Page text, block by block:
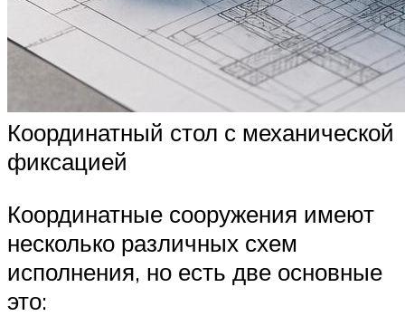
Координатный стол с механической
фиксацией
Координатные сооружения имеют
несколько различных схем
исполнения, но есть две основные
это: